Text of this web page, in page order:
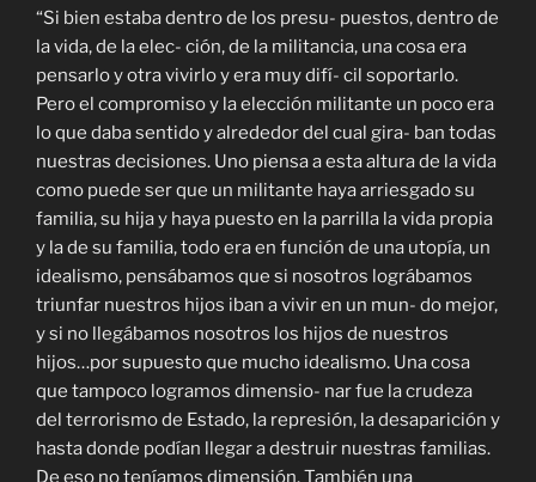
“Si bien estaba dentro de los presu- puestos, dentro de
la vida, de la elec- ción, de la militancia, una cosa era
pensarlo y otra vivirlo y era muy difí- cil soportarlo.
Pero el compromiso y la elección militante un poco era
lo que daba sentido y alrededor del cual gira- ban todas
nuestras decisiones. Uno piensa a esta altura de la vida
como puede ser que un militante haya arriesgado su
familia, su hija y haya puesto en la parrilla la vida propia
y la de su familia, todo era en función de una utopía, un
idealismo, pensábamos que si nosotros lográbamos
triunfar nuestros hijos iban a vivir en un mun- do mejor,
y si no llegábamos nosotros los hijos de nuestros
hijos…por supuesto que mucho idealismo. Una cosa
que tampoco logramos dimensio- nar fue la crudeza
del terrorismo de Estado, la represión, la desaparición y
hasta donde podían llegar a destruir nuestras familias.
De eso no teníamos dimensión. También una